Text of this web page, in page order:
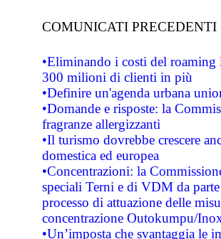
COMUNICATI PRECEDENTI
•Eliminando i costi del roaming
300 milioni di clienti in più
•Definire un'agenda urbana
•Domande e risposte: la
fragranze allergizzanti
•Il turismo dovrebbe crescere
domestica ed europea
•Concentrazioni: la
speciali Terni e di VDM da
processo di attuazione delle
concentrazione Outokumpu/
•Un’imposta che svantaggia le